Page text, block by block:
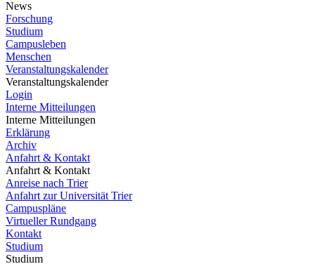
News
Forschung
Studium
Campusleben
Menschen
Veranstaltungskalender
Veranstaltungskalender
Login
Interne Mitteilungen
Interne Mitteilungen
Erklärung
Archiv
Anfahrt & Kontakt
Anfahrt & Kontakt
Anreise nach Trier
Anfahrt zur Universität Trier
Campuspläne
Virtueller Rundgang
Kontakt
Studium
Studium